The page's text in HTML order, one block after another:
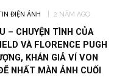
ĐIỆN ẢNH 2 NĂM AGO
– CHUYỆN TÌNH CỦA
VÀ FLORENCE PUGH
KHÁN GIẢ VÍ VON
NHẤT MÀN ẢNH CUỐI